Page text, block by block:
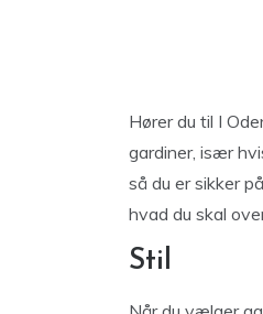
Hører du til I
gardiner, især
så du er sikker
hvad du skal
Stil